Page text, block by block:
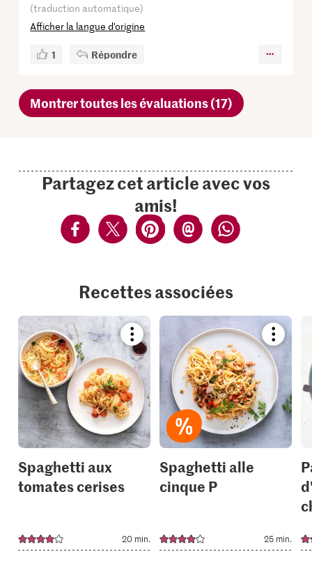
(traduction automatique)
Afficher la langue d’origine
1 Répondre
Montrer toutes les évaluations (17)
Partagez cet article avec vos
amis!
Recettes associées
Bookmark
recipe
or
add
it
to
your
collections.
Spaghetti aux
tomates cerises
20 min.
recipe
or
add
to
your
Spaghetti alle
cinque P
25 min.